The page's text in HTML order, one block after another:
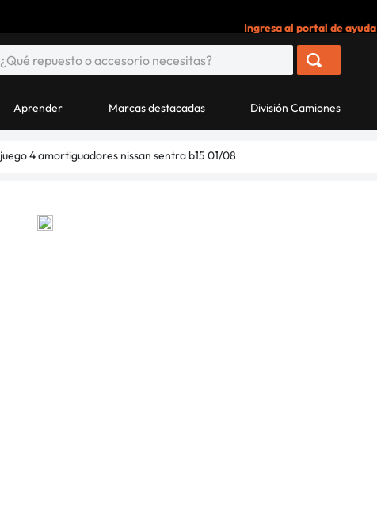
Ingresa al portal de ayuda
Aprender Marcas destacadas División Camiones
juego 4 amortiguadores nissan sentra b15 01/08